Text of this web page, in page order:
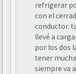
refrigerar
con el
conductor.
llevé a
por los dos
tener
siempre va